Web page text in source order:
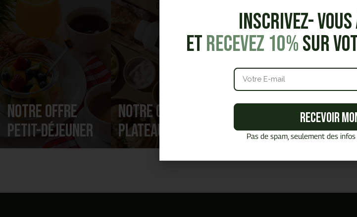
Notre offre
Petit-déjeuner
Notre offre
Plateaux repas
Notre offre
Snacking &
Lunchbag
Inscrivez-
etRecevez 10%sur
Recevoir
Pas de spam, seulement des